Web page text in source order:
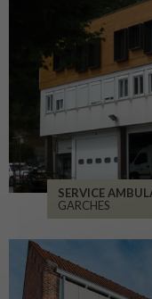
SERVICE
GARCHES